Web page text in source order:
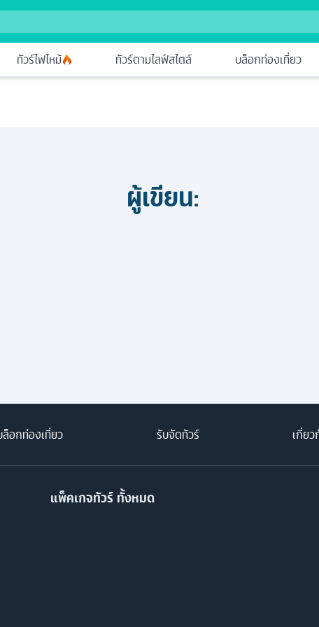
ทัวร์ไฟไหม้ ทัวร์ตามไลฟ์สไตล์ บล็อกท่องเที่ยว
ผู้เขียน:
ล็อกท่องเที่ยว รับจัดทัวร์ เกี่ยว
แพ็คเกจทัวร์ ทั้งหมด